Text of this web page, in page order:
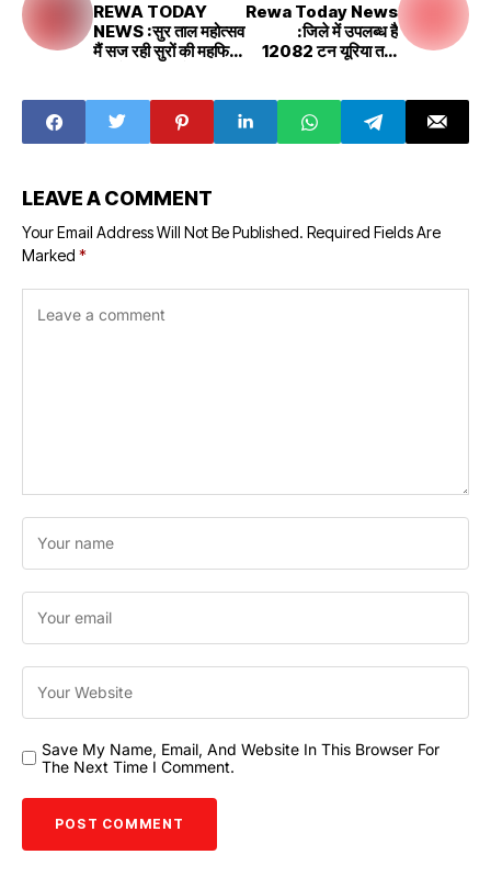
REWA TODAY
NEWS :सुर ताल महोत्सव
मैं सज रही सुरों की महफिल
Rewa Today News
:जिले में उपलब्ध है
12082 टन यूरिया तथा
LEAVE A COMMENT
Your Email Address Will Not Be Published. Required Fields Are
Marked *
Save My Name, Email, And Website In This Browser For
The Next Time I Comment.